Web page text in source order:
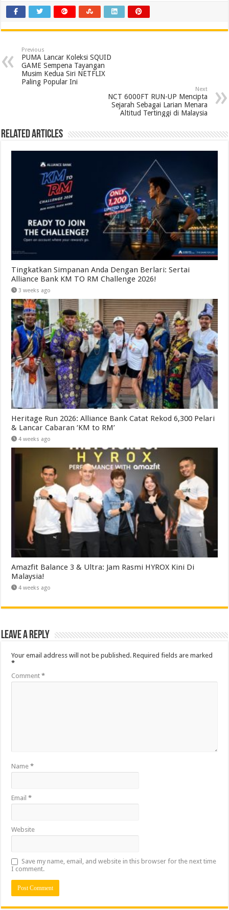
Previous
PUMA Lancar Koleksi SQUID
GAME Sempena Tayangan
Musim Kedua Siri NETFLIX
Paling Popular Ini
Next
NCT 6000FT RUN-UP Mencipta
Sejarah Sebagai Larian Menara
Altitud Tertinggi di Malaysia
Related Articles
Tingkatkan Simpanan Anda Dengan Berlari: Sertai
Alliance Bank KM TO RM Challenge 2026!
3 weeks ago
Heritage Run 2026: Alliance Bank Catat Rekod 6,300 Pelari
& Lancar Cabaran ‘KM to RM’
4 weeks ago
Amazfit Balance 3 & Ultra: Jam Rasmi HYROX Kini Di
Malaysia!
4 weeks ago
Leave a Reply
Your email address will not be published. Required fields are marked
*
Comment*
Name*
Email*
Website
Save my name, email, and website in this browser for the next time
I comment.